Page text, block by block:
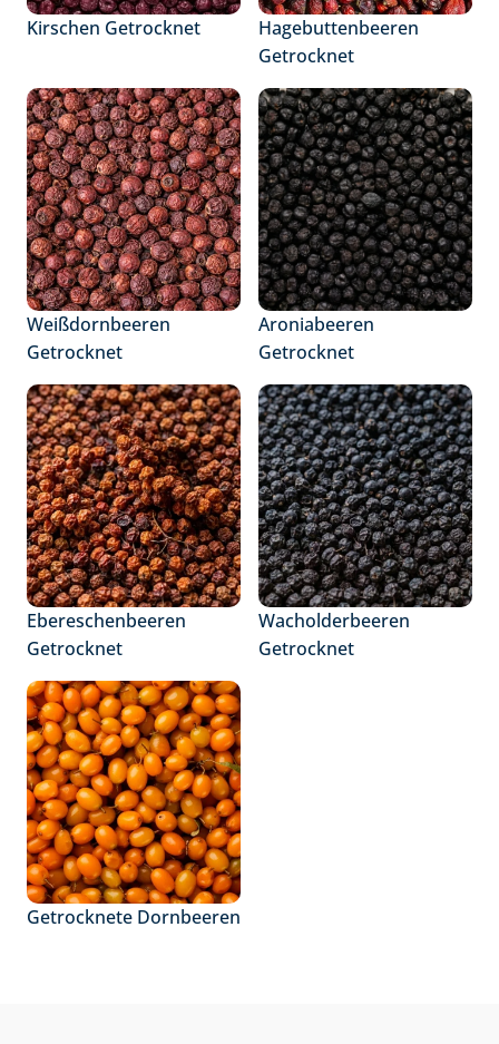
Kirschen Getrocknet
Hagebuttenbeeren
Getrocknet
Weißdornbeeren
Getrocknet
Aroniabeeren
Getrocknet
Ebereschenbeeren
Getrocknet
Wacholderbeeren
Getrocknet
Getrocknete Dornbeeren